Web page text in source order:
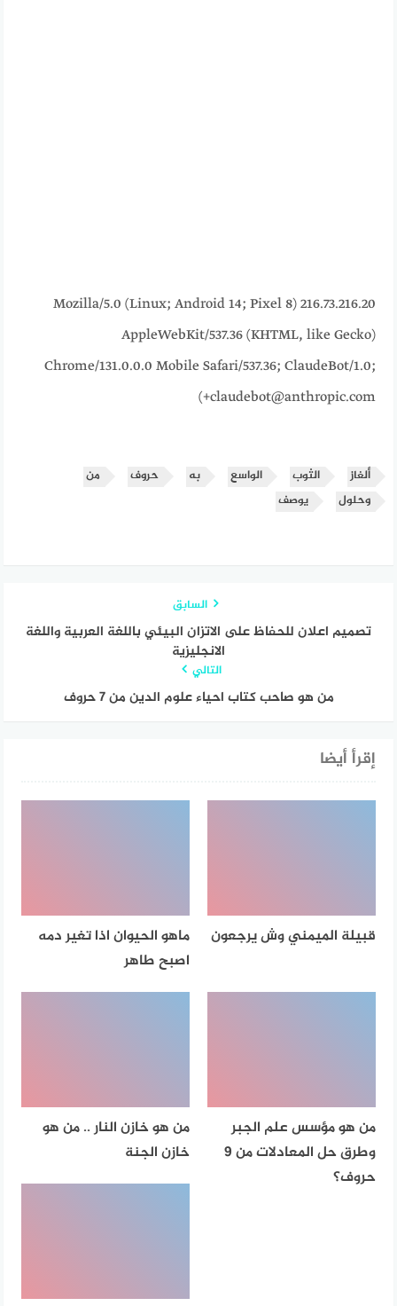
216.73.216.20 Mozilla/5.0 (Linux; Android 14; Pixel 8)
AppleWebKit/537.36 (KHTML, like Gecko)
Chrome/131.0.0.0 Mobile Safari/537.36; ClaudeBot/1.0;
+claudebot@anthropic.com)
ألغاز الثوب الواسع به حروف
من
وحلول
يوصف
السابق
تصميم اعلان للحفاظ على الاتزان البيئي باللغة العربية واللغة
الانجليزية
التالي
من هو صاحب كتاب احياء علوم الدين من 7 حروف
إقرأ أيضا
قبيلة الميمني وش يرجعون
ماهو الحيوان اذا تغير دمه
اصبح طاهر
من هو مؤسس علم الجبر
وطرق حل المعادلات من 9
حروف؟
من هو خازن النار .. من هو
خازن الجنة